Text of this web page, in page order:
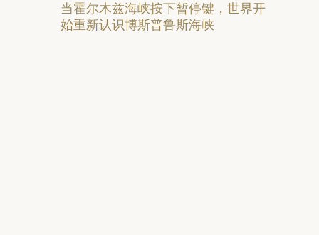
当霍尔木兹海峡按下暂停键，世界开
始重新认识博斯普鲁斯海峡